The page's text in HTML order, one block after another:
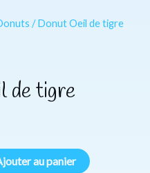
/ Donut Oeil de tigre
de tigre
au panier